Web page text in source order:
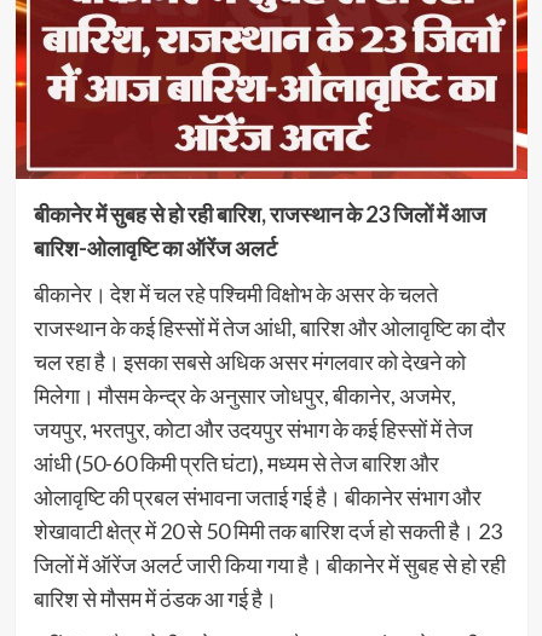
बीकानेर में सुबह से हो रही बारिश, राजस्थान के 23 जिलों में आज
बारिश-ओलावृष्टि का ऑरेंज अलर्ट
बीकानेर। देश में चल रहे पश्चिमी विक्षोभ के असर के चलते
राजस्थान के कई हिस्सों में तेज आंधी, बारिश और ओलावृष्टि का दौर
चल रहा है। इसका सबसे अधिक असर मंगलवार को देखने को
मिलेगा। मौसम केन्द्र के अनुसार जोधपुर, बीकानेर, अजमेर,
जयपुर, भरतपुर, कोटा और उदयपुर संभाग के कई हिस्सों में तेज
आंधी (50-60 किमी प्रति घंटा), मध्यम से तेज बारिश और
ओलावृष्टि की प्रबल संभावना जताई गई है। बीकानेर संभाग और
शेखावाटी क्षेत्र में 20 से 50 मिमी तक बारिश दर्ज हो सकती है। 23
जिलों में ऑरेंज अलर्ट जारी किया गया है। बीकानेर में सुबह से हो रही
बारिश से मौसम में ठंडक आ गई है।